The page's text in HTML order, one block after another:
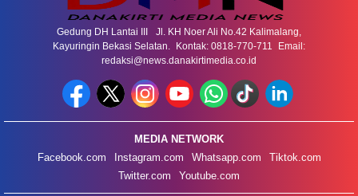
Gedung DH Lantai III Jl. KH Noer Ali No.42 Kalimalang,
Kayuringin Bekasi Selatan. Kontak: 0818-770-711 Email:
redaksi@news.danakirtimedia.co.id
MEDIA NETWORK
Facebook.com
Instagram.com Whatsapp.com
Tiktok.com
Twitter.com
Youtube.com